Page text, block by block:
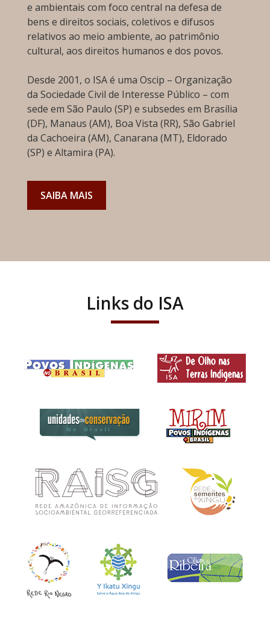
e ambientais com foco central na defesa de
bens e direitos sociais, coletivos e difusos
relativos ao meio ambiente, ao patrimônio
cultural, aos direitos humanos e dos povos.
Desde 2001, o ISA é uma Oscip – Organização
da Sociedade Civil de Interesse Público – com
sede em São Paulo (SP) e subsedes em Brasília
(DF), Manaus (AM), Boa Vista (RR), São Gabriel
da Cachoeira (AM), Canarana (MT), Eldorado
(SP) e Altamira (PA).
SAIBA MAIS
Links do ISA